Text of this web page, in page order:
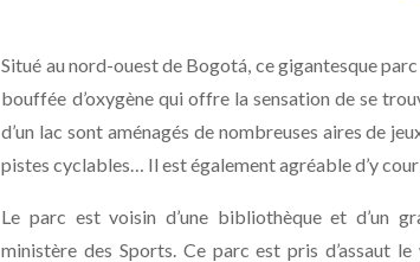
Situé au nord-ouest de Bogotá, ce gigantesque
bouffée d’oxygène qui offre la sensation de se
d’un lac sont aménagés de nombreuses aires de
pistes cyclables… Il est également agréable d’y
Le parc est voisin d’une bibliothèque et d’un
ministère des Sports. Ce parc est pris d’assaut